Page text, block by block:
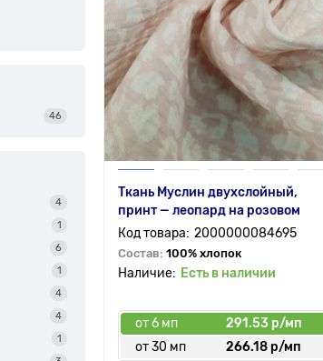
46
4
1
6
1
4
4
1
Ткань Муслин двухслойный,
принт — леопард на розовом
2000000084695
Состав: 100% хлопок
Есть в наличии
от 6 мп
291.53 р/мп
от 30 мп
266.18 р/мп